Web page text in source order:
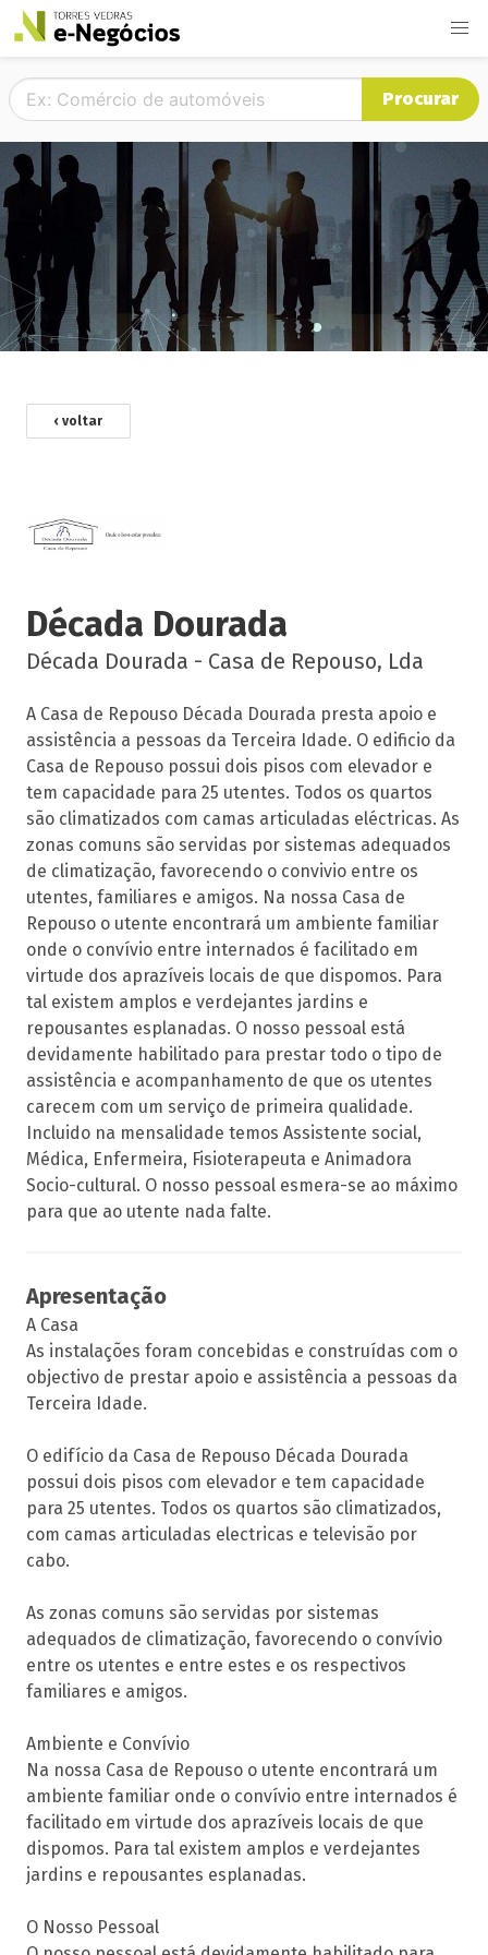
Procurar
‹ voltar
Década Dourada
Década Dourada - Casa de Repouso, Lda
A Casa de Repouso Década Dourada presta apoio e
assistência a pessoas da Terceira Idade. O edificio da
Casa de Repouso possui dois pisos com elevador e
tem capacidade para 25 utentes. Todos os quartos
são climatizados com camas articuladas eléctricas. As
zonas comuns são servidas por sistemas adequados
de climatização, favorecendo o convivio entre os
utentes, familiares e amigos. Na nossa Casa de
Repouso o utente encontrará um ambiente familiar
onde o convívio entre internados é facilitado em
virtude dos aprazíveis locais de que dispomos. Para
tal existem amplos e verdejantes jardins e
repousantes esplanadas. O nosso pessoal está
devidamente habilitado para prestar todo o tipo de
assistência e acompanhamento de que os utentes
carecem com um serviço de primeira qualidade.
Incluido na mensalidade temos Assistente social,
Médica, Enfermeira, Fisioterapeuta e Animadora
Socio-cultural. O nosso pessoal esmera-se ao máximo
para que ao utente nada falte.
Apresentação
A Casa
As instalações foram concebidas e construídas com o
objectivo de prestar apoio e assistência a pessoas da
Terceira Idade.
O edifício da Casa de Repouso Década Dourada
possui dois pisos com elevador e tem capacidade
para 25 utentes. Todos os quartos são climatizados,
com camas articuladas electricas e televisão por
cabo.
As zonas comuns são servidas por sistemas
adequados de climatização, favorecendo o convívio
entre os utentes e entre estes e os respectivos
familiares e amigos.
Ambiente e Convívio
Na nossa Casa de Repouso o utente encontrará um
ambiente familiar onde o convívio entre internados é
facilitado em virtude dos aprazíveis locais de que
dispomos. Para tal existem amplos e verdejantes
jardins e repousantes esplanadas.
O Nosso Pessoal